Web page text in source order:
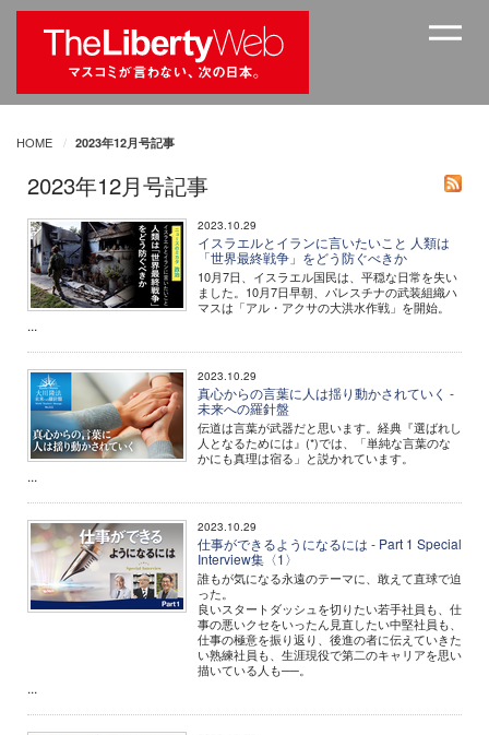
HOME 2023年12月号記事
2023年12月号記事
2023.10.29
イスラエルとイランに言いたいこと 人類は
「世界最終戦争」をどう防ぐべきか
10月7日、イスラエル国民は、平穏な日常を失い
ました。10月7日早朝、パレスチナの武装組織ハ
マスは「アル・アクサの大洪水作戦」を開始。
...
2023.10.29
真心からの言葉に人は揺り動かされていく -
未来への羅針盤
伝道は言葉が武器だと思います。経典『選ばれし
人となるためには』(*)では、「単純な言葉のな
かにも真理は宿る」と説かれています。
...
2023.10.29
仕事ができるようになるには - Part 1 Special
Interview集〈1〉
誰もが気になる永遠のテーマに、敢えて直球で迫
った。
良いスタートダッシュを切りたい若手社員も、仕
事の悪いクセをいったん見直したい中堅社員も、
仕事の極意を振り返り、後進の者に伝えていきた
い熟練社員も、生涯現役で第二のキャリアを思い
描いている人も──。
...